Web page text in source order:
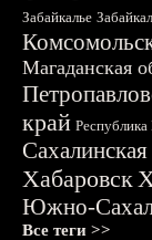
Забайкалье
Магаданская
край Республика
Сахалинская
Хабаровск
Южно-
Все теги >>